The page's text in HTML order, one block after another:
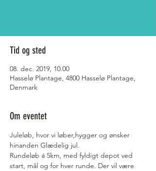
Tid og sted
08. dec. 2019, 10.00
Hasselø Plantage, 4800 Hasselø Plantage,
Denmark
Om eventet
Juleløb, hvor vi løber,hygger og ønsker
hinanden Glædelig jul.
Rundeløb á 5km, med fyldigt depot ved
start, mål og for hver runde. Der vil være